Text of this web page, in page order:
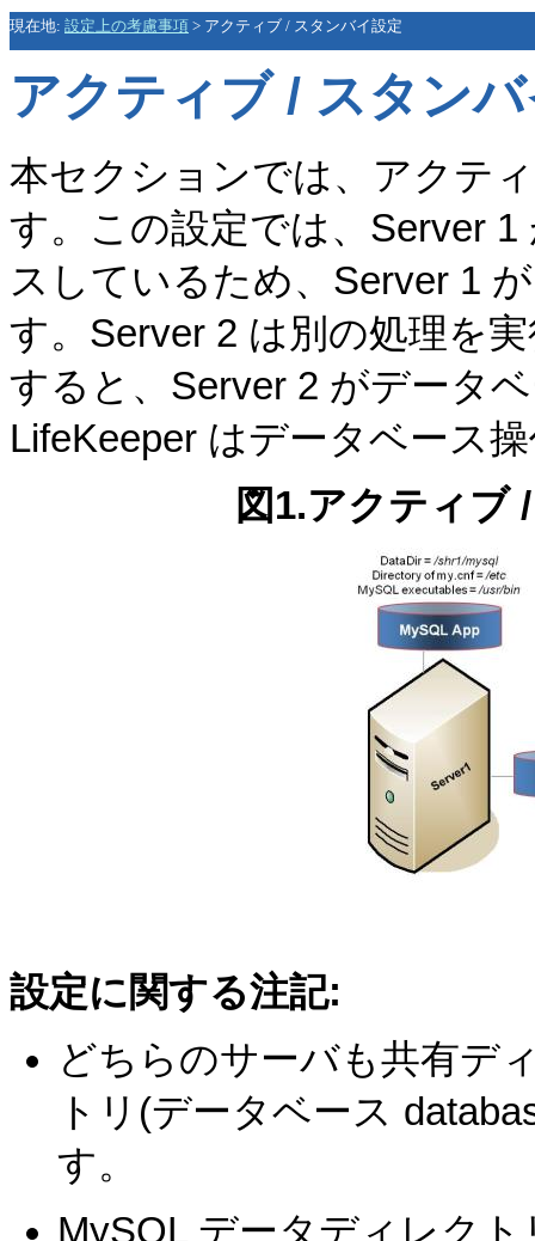
現在地: 設定上の考慮事項 > アクティブ / スタンバイ設定
アクティブ / スタン
本セクションでは、アクテ
す。この設定では、Server
スしているため、Server 1
す。Server 2 は別の処理を
すると、Server 2 がデータ
LifeKeeper はデータベース
図1.アクティブ
設定に関する注記:
どちらのサーバも共有デ
トリ(データベース
す。
MySQL データディレク